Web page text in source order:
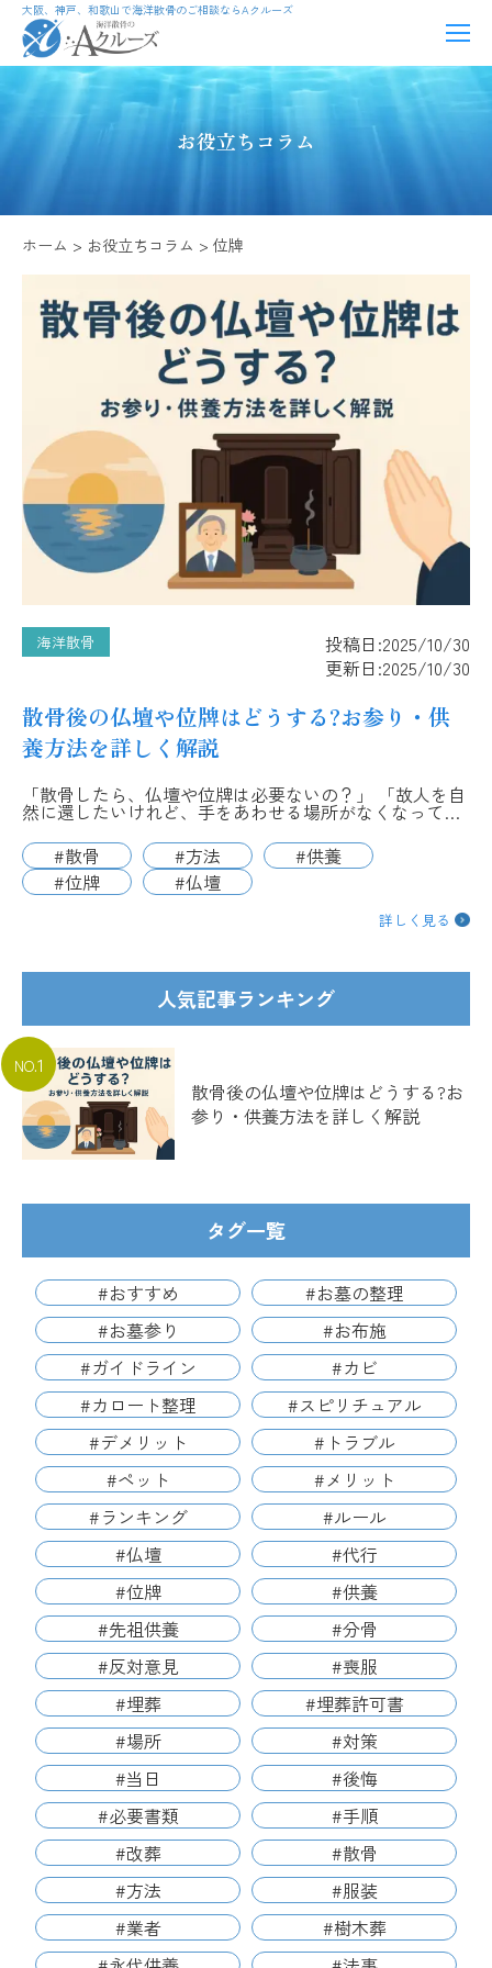
大阪、神戸、和歌山で海洋散骨のご相談ならAクルーズ
お役立ちコラム
ホーム お役立ちコラム 位牌
海洋散骨
投稿日:2025/10/30
更新日:2025/10/30
散骨後の仏壇や位牌はどうする?お参り・供
養方法を詳しく解説
「散骨したら、仏壇や位牌は必要ないの？」 「故人を自
然に還したいけれど、手をあわせる場所がなくなって…
#散骨
#方法
#供養
#位牌
#仏壇
詳しく見る
人気記事ランキング
NO.1
散骨後の仏壇や位牌はどうする?お
参り・供養方法を詳しく解説
タグ一覧
#おすすめ
#お墓の整理
#お墓参り
#お布施
#ガイドライン
#カビ
#カロート整理
#スピリチュアル
#デメリット
#トラブル
#ペット
#メリット
#ランキング
#ルール
#仏壇
#代行
#位牌
#供養
#先祖供養
#分骨
#反対意見
#喪服
#埋葬
#埋葬許可書
#場所
#対策
#当日
#後悔
#必要書類
#手順
#改葬
#散骨
#方法
#服装
#業者
#樹木葬